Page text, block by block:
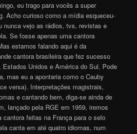
eu trago para vocês a super
Acho curioso como a mídia esqueceu-
nunca vejo as rádios, tvs, revistas e
Se fosse apenas uma cantora
estamos falando aqui é da
cantora brasileira que fez sucesso
Estados Unidos e América do Sul. Pode
mas eu a apontaria como o Cauby
versa). Interpretações magistrais,
e cantando bem, diga-se ainda de
lançado pela RGE em 1959, iremos
cantora feitas na França para o selo
canta em até quatro idiomas, num